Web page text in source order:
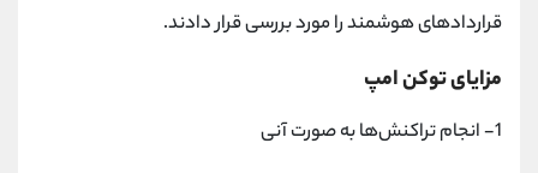
قراردادهای هوشمند را مورد بررسی قرار دادند.
مزایای توکن امپ
1- انجام تراکنش‌ها به صورت آنی